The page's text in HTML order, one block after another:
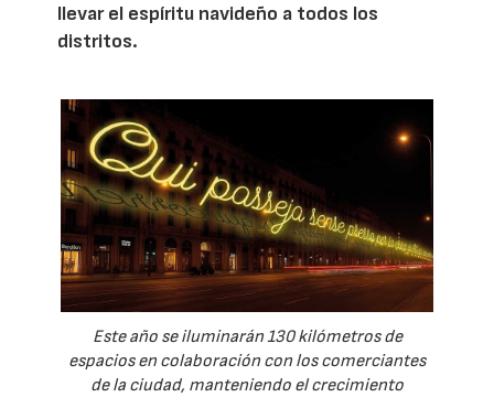
llevar el espíritu navideño a todos los
distritos.
Este año se iluminarán 130 kilómetros de
espacios en colaboración con los comerciantes
de la ciudad, manteniendo el crecimiento